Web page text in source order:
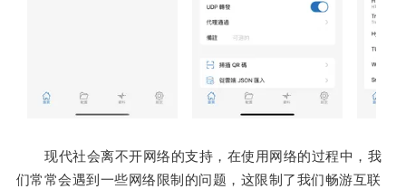
现代社会离不开网络的支持，在使用网络的过程中，我
们常常会遇到一些网络限制的问题，这限制了我们畅游互联